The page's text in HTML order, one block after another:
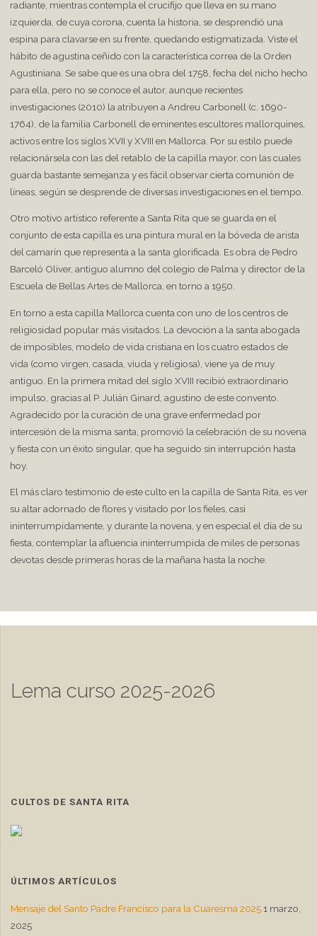
radiante, mientras contempla el crucifijo que lleva en su mano
izquierda, de cuya corona, cuenta la historia, se desprendió una
espina para clavarse en su frente, quedando estigmatizada. Viste el
hábito de agustina ceñido con la característica correa de la Orden
Agustiniana. Se sabe que es una obra del 1758, fecha del nicho hecho
para ella, pero no se conoce el autor, aunque recientes
investigaciones (2010) la atribuyen a Andreu Carbonell (c. 1690-
1764), de la familia Carbonell de eminentes escultores mallorquines,
activos entre los siglos XVII y XVIII en Mallorca. Por su estilo puede
relacionársela con las del retablo de la capilla mayor, con las cuales
guarda bastante semejanza y es fácil observar cierta comunión de
líneas, según se desprende de diversas investigaciones en el tiempo.
Otro motivo artístico referente a Santa Rita que se guarda en el
conjunto de esta capilla es una pintura mural en la bóveda de arista
del camarín que representa a la santa glorificada. Es obra de Pedro
Barceló Oliver, antiguo alumno del colegio de Palma y director de la
Escuela de Bellas Artes de Mallorca, en torno a 1950.
En torno a esta capilla Mallorca cuenta con uno de los centros de
religiosidad popular más visitados. La devoción a la santa abogada
de imposibles, modelo de vida cristiana en los cuatro estados de
vida (como virgen, casada, viuda y religiosa), viene ya de muy
antiguo. En la primera mitad del siglo XVIII recibió extraordinario
impulso, gracias al P. Julián Ginard, agustino de este convento.
Agradecido por la curación de una grave enfermedad por
intercesión de la misma santa, promovió la celebración de su novena
y fiesta con un éxito singular, que ha seguido sin interrupción hasta
hoy.
El más claro testimonio de este culto en la capilla de Santa Rita, es ver
su altar adornado de flores y visitado por los fieles, casi
ininterrumpidamente, y durante la novena, y en especial el día de su
fiesta, contemplar la afluencia ininterrumpida de miles de personas
devotas desde primeras horas de la mañana hasta la noche.
Lema curso 2025-2026
CULTOS DE SANTA RITA
ÚLTIMOS ARTÍCULOS
Mensaje del Santo Padre Francisco para la Cuaresma 2025 1 marzo,
2025